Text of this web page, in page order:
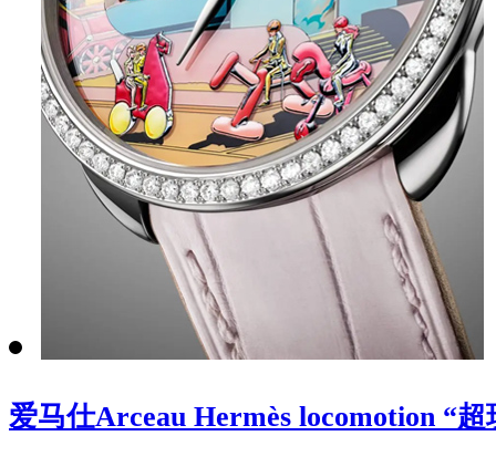
爱马仕Arceau Hermès locomotion “